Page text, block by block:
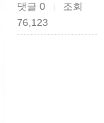
댓글 0 |
조회
76,123